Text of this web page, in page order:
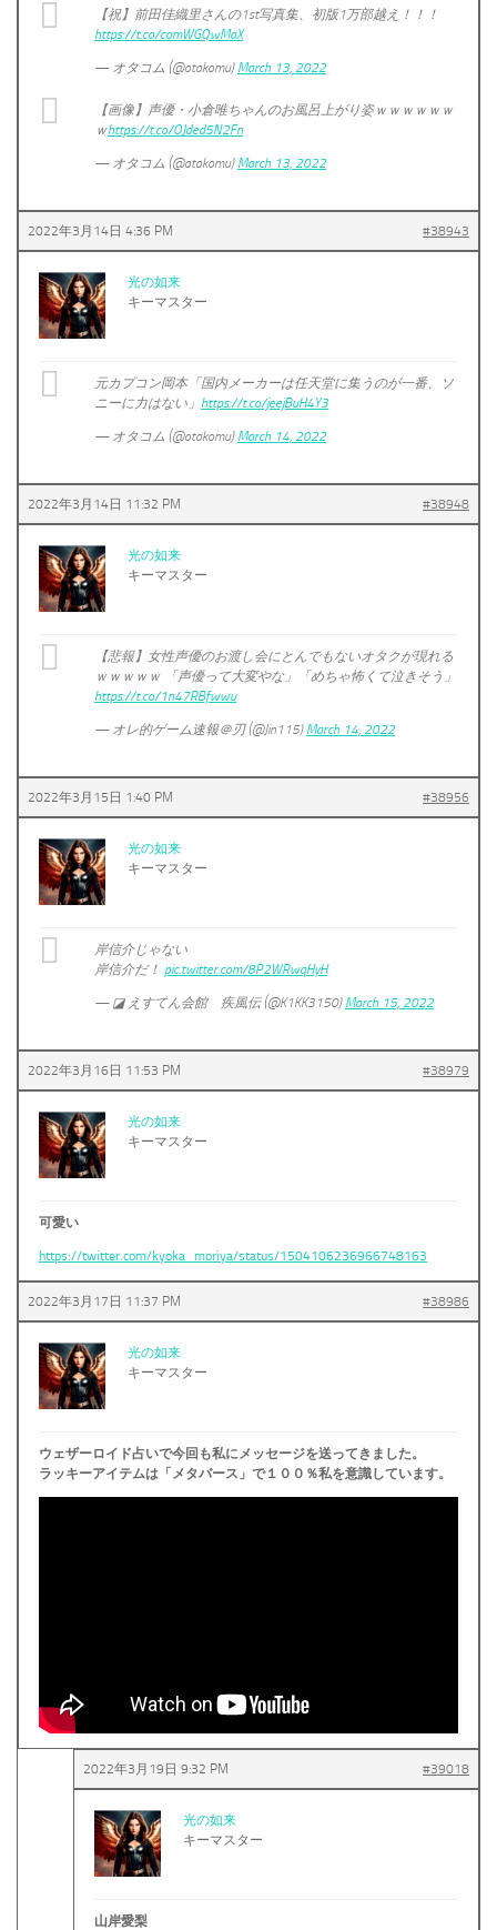
【祝】前田佳織里さんの1st写真集、初版1万部越え！！！
https://t.co/comWGQwMaX
— オタコム (@otakomu) March 13, 2022
【画像】声優・小倉唯ちゃんのお風呂上がり姿ｗｗｗｗｗｗ
ｗhttps://t.co/OJded5N2Fn
— オタコム (@otakomu) March 13, 2022
2022年3月14日 4:36 PM #38943
光の如来
キーマスター
元カプコン岡本「国内メーカーは任天堂に集うのが一番、ソ
ニーに力はない」 https://t.co/jeejBuH4Y3
— オタコム (@otakomu) March 14, 2022
2022年3月14日 11:32 PM #38948
光の如来
キーマスター
【悲報】女性声優のお渡し会にとんでもないオタクが現れる
ｗｗｗｗｗ 「声優って大変やな」「めちゃ怖くて泣きそう」
https://t.co/1n47RBfwwu
— オレ的ゲーム速報＠刃 (@Jin115) March 14, 2022
2022年3月15日 1:40 PM #38956
光の如来
キーマスター
岸信介じゃない
岸信介だ！ pic.twitter.com/8P2WRwqHyH
— ◪ えすてん会館 疾風伝 (@K1KK3150) March 15, 2022
2022年3月16日 11:53 PM #38979
光の如来
キーマスター
可愛い
https://twitter.com/kyoka_moriya/status/1504106236966748163
2022年3月17日 11:37 PM #38986
光の如来
キーマスター
ウェザーロイド占いで今回も私にメッセージを送ってきました。
ラッキーアイテムは「メタバース」で１００％私を意識しています。
2022年3月19日 9:32 PM #39018
光の如来
キーマスター
山岸愛梨